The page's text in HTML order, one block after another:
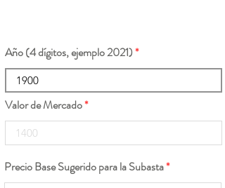
Año (4 dígitos, ejemplo 2021)
Valor de Mercado
Precio Base Sugerido para la Subasta